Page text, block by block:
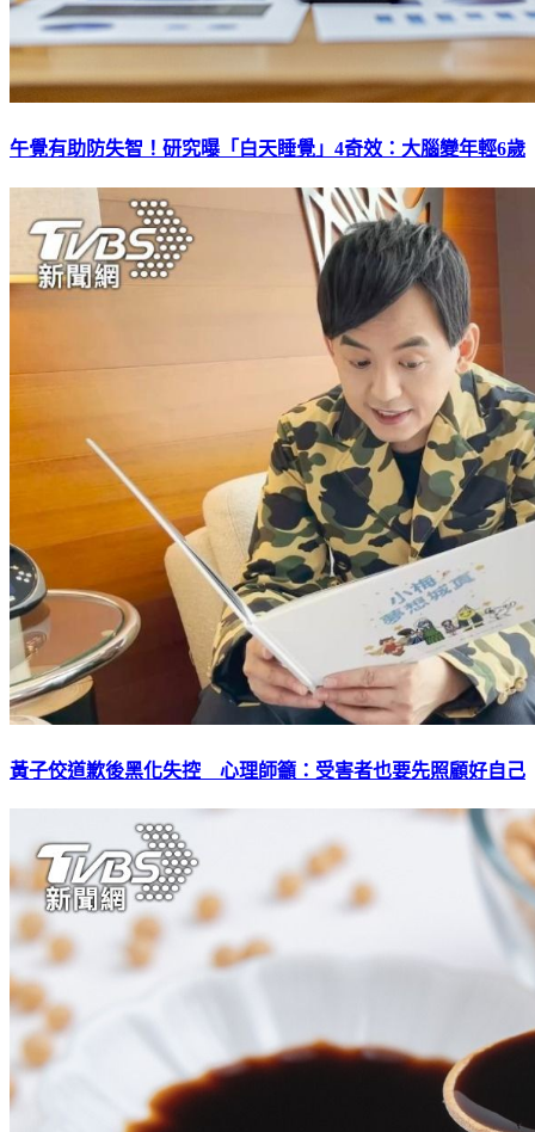
午覺有助防失智！研究曝「白天睡覺」4奇效：大腦變年輕6歲
黃子佼道歉後黑化失控 心理師籲：受害者也要先照顧好自己